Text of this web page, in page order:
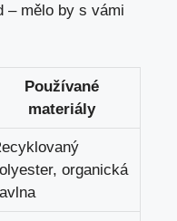
– mělo by s vámi
Používané
materiály
organická